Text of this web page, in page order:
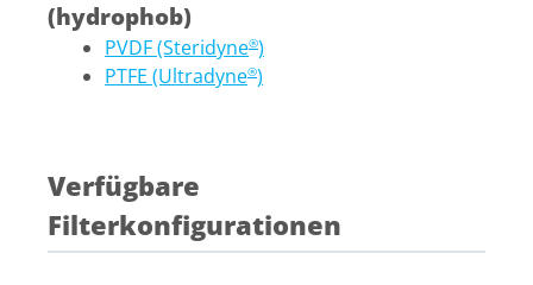
(hydrophob)
PVDF (Steridyne®)
PTFE (Ultradyne®)
Verfügbare
Filterkonfigurationen